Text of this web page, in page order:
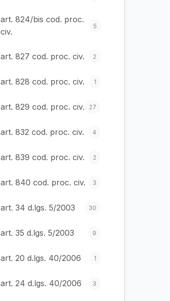
art. 824/bis cod. proc.
civ.
5
art. 827 cod. proc. civ. 2
art. 828 cod. proc. civ. 1
art. 829 cod. proc. civ. 27
art. 832 cod. proc. civ. 4
art. 839 cod. proc. civ. 2
art. 840 cod. proc. civ. 3
art. 34 d.lgs. 5/2003 30
art. 35 d.lgs. 5/2003 9
art. 20 d.lgs. 40/2006 1
art. 24 d.lgs. 40/2006 3